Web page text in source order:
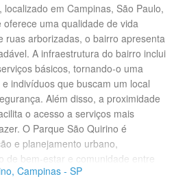
em Campinas, São Paulo,
uma qualidade de vida
ruas arborizadas, o bairro apresenta
A infraestrutura do bairro inclui
básicos, tornando-o uma
indivíduos que buscam um local
Além disso, a proximidade
o acesso a serviços mais
O Parque São Quirino é
e planejamento urbano,
de bem-estar e comunidade entre
Campinas - SP